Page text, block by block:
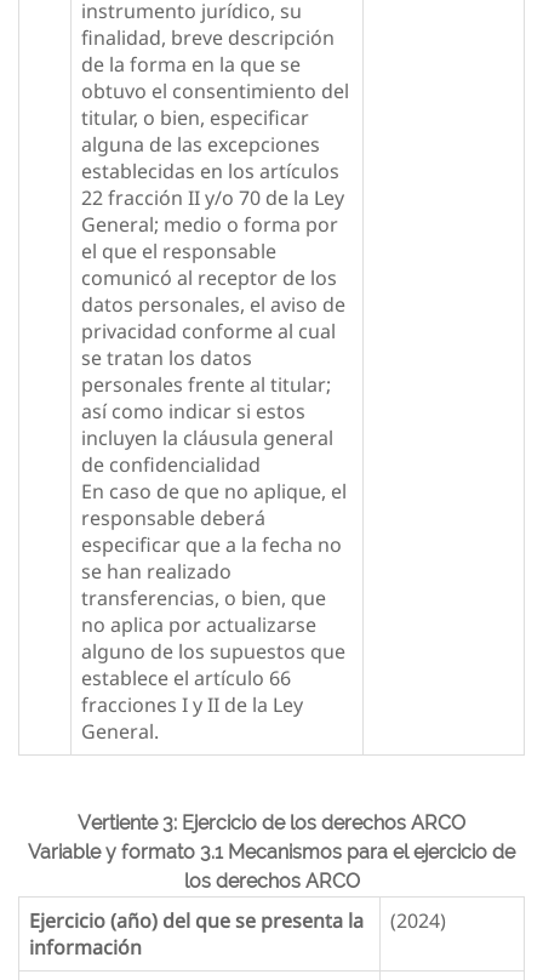
instrumento jurídico, su
finalidad, breve descripción
de la forma en la que se
obtuvo el consentimiento del
titular, o bien, especificar
alguna de las excepciones
establecidas en los artículos
22 fracción II y/o 70 de la Ley
General; medio o forma por
el que el responsable
comunicó al receptor de los
datos personales, el aviso de
privacidad conforme al cual
se tratan los datos
personales frente al titular;
así como indicar si estos
incluyen la cláusula general
de confidencialidad
En caso de que no aplique, el
responsable deberá
especificar que a la fecha no
se han realizado
transferencias, o bien, que
no aplica por actualizarse
alguno de los supuestos que
establece el artículo 66
fracciones I y II de la Ley
General.
Vertiente 3: Ejercicio de los derechos ARCO
Variable y formato 3.1 Mecanismos para el ejercicio de
los derechos ARCO
Ejercicio (año) del que se presenta la
información
(2024)